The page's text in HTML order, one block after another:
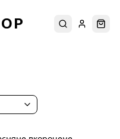
ПошукУвійти